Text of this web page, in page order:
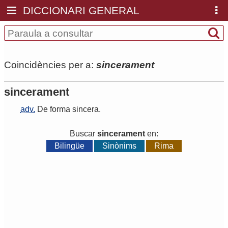
DICCIONARI GENERAL
Coincidències per a: sincerament
sincerament
adv. De forma sincera.
Buscar sincerament en:
Bilingüe
Sinònims Rima